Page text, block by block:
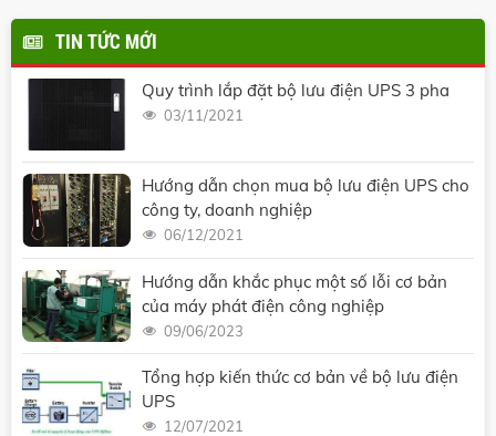
TIN TỨC MỚI
Quy trình lắp đặt bộ lưu điện UPS 3 pha
03/11/2021
Hướng dẫn chọn mua bộ lưu điện UPS cho
công ty, doanh nghiệp
06/12/2021
Hướng dẫn khắc phục một số lỗi cơ bản
của máy phát điện công nghiệp
09/06/2023
Tổng hợp kiến thức cơ bản về bộ lưu điện
UPS
12/07/2021